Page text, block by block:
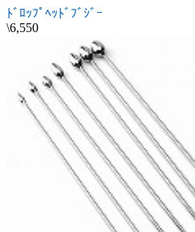
ﾄﾞﾛｯﾌﾟﾍｯﾄﾞﾌﾞｼﾞｰ
\6,550